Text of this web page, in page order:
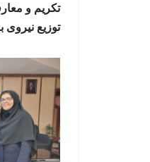
تکریم و
توزیع